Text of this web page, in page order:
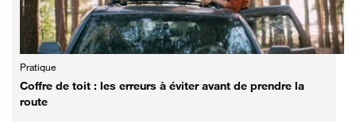
Pratique
Coffre de toit : les erreurs à éviter avant de prendre la
route